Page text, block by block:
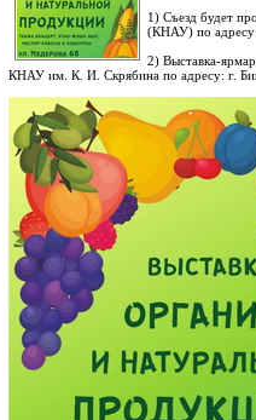
1) Съезд будет
(КНАУ) по
2) Выставка-
КНАУ им. К. И. Скрябина по адресу: г.